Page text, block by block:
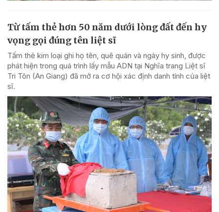
Từ tấm thẻ hơn 50 năm dưới lòng đất đến hy
vọng gọi đúng tên liệt sĩ
Tấm thẻ kim loại ghi họ tên, quê quán và ngày hy sinh, được
phát hiện trong quá trình lấy mẫu ADN tại Nghĩa trang Liệt sĩ
Tri Tôn (An Giang) đã mở ra cơ hội xác định danh tính của liệt
sĩ.